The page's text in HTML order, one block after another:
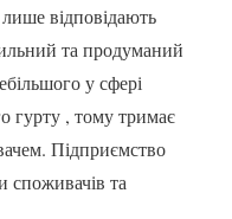
відповідають
та продуманий
у сфері
гурту , тому тримає
Підприємство
споживачів та